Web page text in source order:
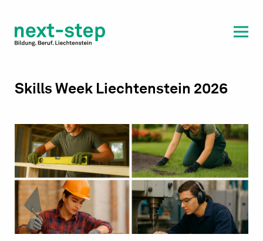
Beratung & Unterstützung
Skills Week Liechtenstein 2026